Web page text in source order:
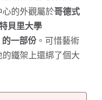
心的外觀屬於哥德式
貝里大學
一部份 。可惜藝術
鐵架上還綁了個大